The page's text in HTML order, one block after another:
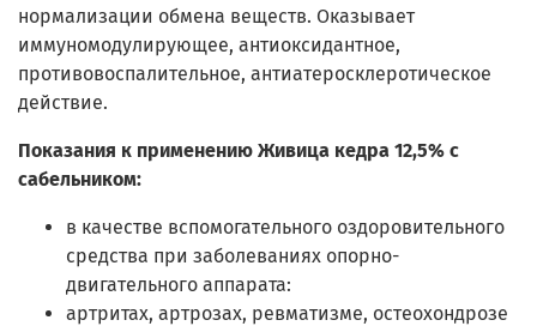
нормализации обмена веществ. Оказывает
иммуномодулирующее, антиоксидантное,
противовоспалительное, антиатеросклеротическое
действие.
Показания к применению Живица кедра 12,5% с
сабельником:
в качестве вспомогательного оздоровительного
средства при заболеваниях опорно-
двигательного аппарата:
артритах, артрозах, ревматизме, остеохондрозе